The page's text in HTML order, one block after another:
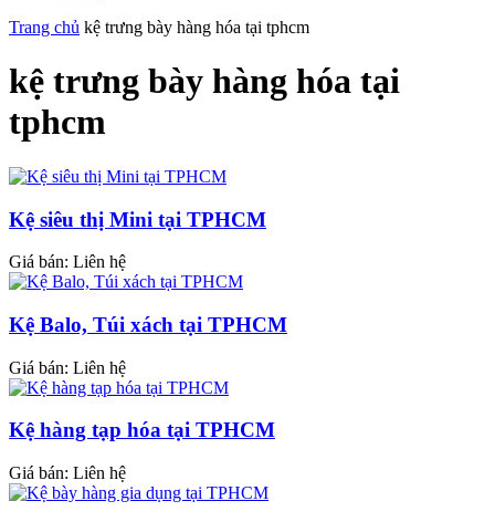
Trang chủ kệ trưng bày hàng hóa tại tphcm
kệ trưng bày hàng hóa tại
tphcm
Kệ siêu thị Mini tại TPHCM
Giá bán: Liên hệ
Kệ Balo, Túi xách tại TPHCM
Giá bán: Liên hệ
Kệ hàng tạp hóa tại TPHCM
Giá bán: Liên hệ